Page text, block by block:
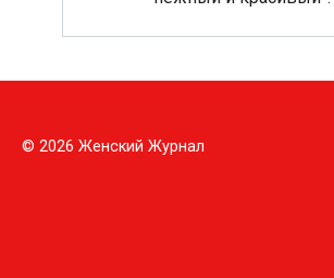
© 2026 Женский Журнал